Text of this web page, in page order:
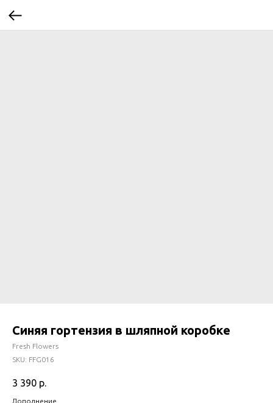
Синяя гортензия в шляпной коробке
Fresh Flowers
SKU: FFG016
3 390 р.
Дополнение